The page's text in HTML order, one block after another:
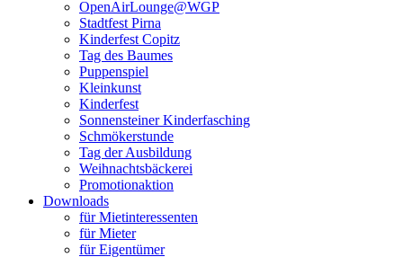
OpenAirLounge@WGP
Stadtfest Pirna
Kinderfest Copitz
Tag des Baumes
Puppenspiel
Kleinkunst
Kinderfest
Sonnensteiner Kinderfasching
Schmökerstunde
Tag der Ausbildung
Weihnachtsbäckerei
Promotionaktion
Downloads
für Mietinteressenten
für Mieter
für Eigentümer